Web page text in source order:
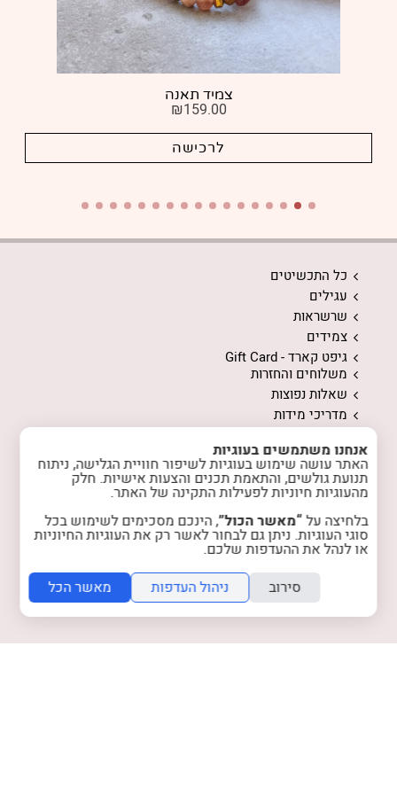
צמיד אוויר הרים
159.00
לרכישה
כל התכשיטים
עגילים
שרשראות
צמידים
גיפט קארד - Gift Card
משלוחים והחזרות
שאלות נפוצות
מדריכי מידות
המלצות לשמירה על התכשיטים
אודות
המלצות מלקוחות
טיפים והשראה
רכישות מרוכזות
הצטרפות למועדון
צרו קשר
מדיניות האתר
אנחנו משתמשים בעוגיות
האתר עושה שימוש בעוגיות לשיפור חוויית הגלישה, ניתוח
תנועת גולשים, והתאמת תכנים והצעות אישיות. חלק
מהעוגיות חיוניות לפעילות התקינה של האתר.
בלחיצה על“מאשר הכול”, הינכם מסכימים לשימוש בכל
סוגי העוגיות. ניתן גם לבחור לאשר רק את העוגיות החיוניות
או לנהל את ההעדפות שלכם.
סירוב
ניהול העדפות מאשר הכל